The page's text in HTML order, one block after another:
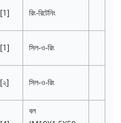
[1] রিং-রিটেনিং
[1] সিল-ও-রিং
[২] সিল-ও-রিং
বল